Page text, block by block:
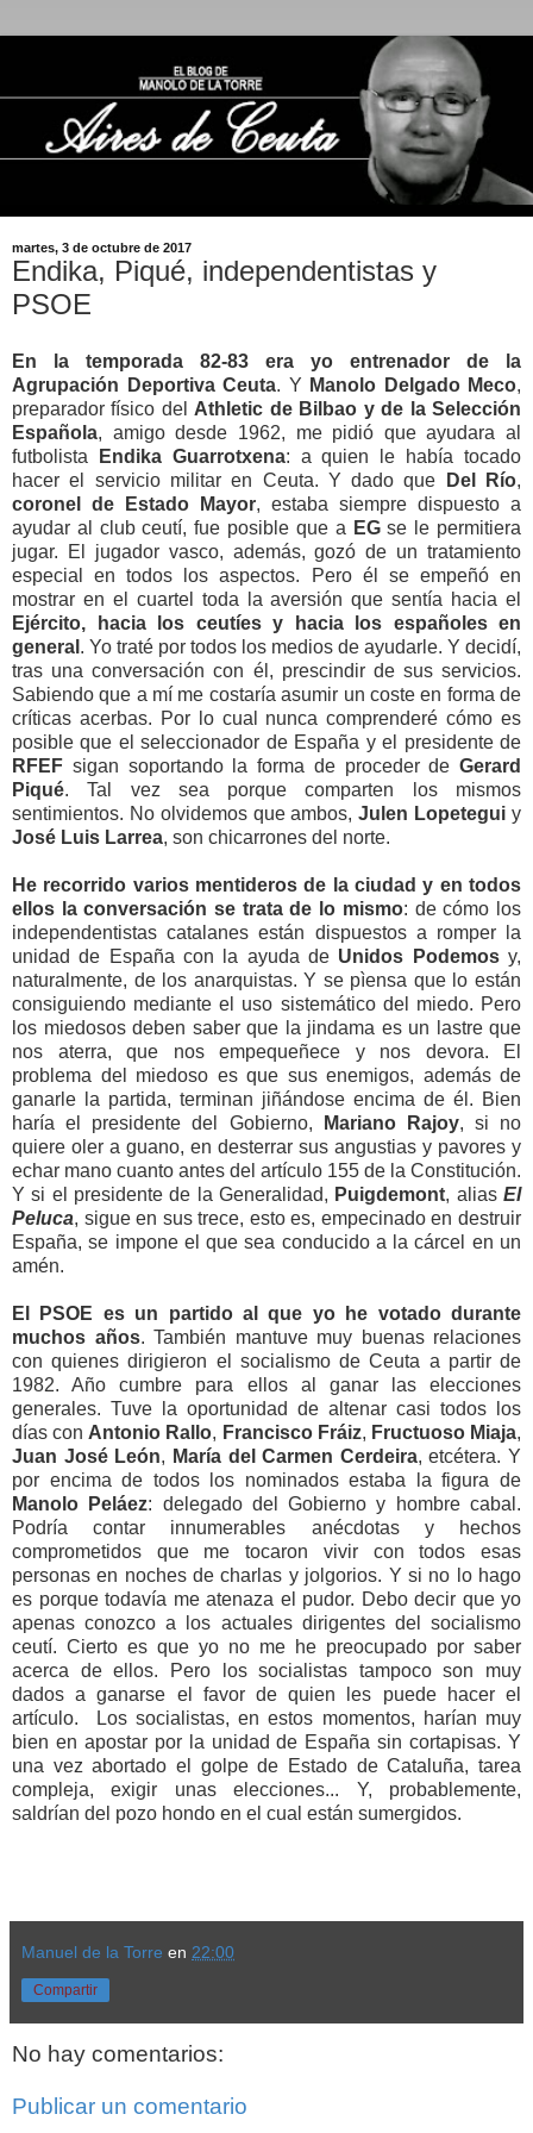
martes, 3 de octubre de 2017
Endika, Piqué, independentistas y
PSOE
En la temporada 82-83 era yo entrenador de la
Agrupación Deportiva Ceuta. Y Manolo Delgado Meco,
preparador físico del Athletic de Bilbao y de la Selección
Española, amigo desde 1962, me pidió que ayudara al
futbolista
Endika Guarrotxena: a quien le había tocado
hacer el servicio militar en Ceuta. Y dado que
Del Río,
coronel de Estado Mayor, estaba siempre dispuesto a
ayudar al club ceutí, fue posible que a EGse le permitiera
jugar. El jugador vasco, además, gozó de un tratamiento
especial en todos los aspectos. Pero él se empeñó en
mostrar en el cuartel toda la aversión que sentía hacia el
Ejército, hacia los ceutíes y hacia los españoles en
general . Yo traté por todos los medios de ayudarle. Y decidí,
tras una conversación con él, prescindir de sus servicios.
Sabiendo que a mí me costaría asumir un coste en forma de
críticas acerbas. Por lo cual nunca comprenderé cómo es
posible que el seleccionador de España y el presidente de
RFEF sigan soportando la forma de proceder de Gerard
Piqué. Tal vez sea porque comparten los mismos
sentimientos. No olvidemos que ambos,Julen Lopeteguiy
José Luis Larrea, son chicarrones del norte.
He recorrido varios mentideros de la ciudad y en todos
ellos la conversación se trata de lo mismo: de cómo los
independentistas catalanes están dispuestos a romper la
unidad de España con la ayuda de Unidos Podemosy,
naturalmente, de los anarquistas. Y se pìensa que lo están
consiguiendo mediante el uso sistemático del miedo. Pero
los miedosos deben saber que la jindama es un lastre que
nos aterra, que nos empequeñece y nos devora. El
problema del miedoso es que sus enemigos, además de
ganarle la partida, terminan jiñándose encima de él. Bien
haría el presidente del Gobierno,
Mariano Rajoy, si no
quiere oler a guano, en desterrar sus angustias y pavores y
echar mano cuanto antes del artículo 155 de la Constitución.
Y si el presidente de la Generalidad, Puigdemont, aliasEl
Peluca, sigue en sus trece, esto es, empecinado en destruir
España, se impone el que sea conducido a la cárcel en un
amén.
El PSOE es un partido al que yo he votado durante
muchos años. También mantuve muy buenas relaciones
con quienes dirigieron el socialismo de Ceuta a partir de
1982. Año cumbre para ellos al ganar las elecciones
generales. Tuve la oportunidad de altenar casi todos los
días con Antonio Rallo, Francisco Fráiz, Fructuoso Miaja,
Juan José León, María del Carmen Cerdeira, etcétera. Y
por encima de todos los nominados estaba la figura de
Manolo Peláez: delegado del Gobierno y hombre cabal.
Podría contar innumerables anécdotas y hechos
comprometidos que me tocaron vivir con todos esas
personas en noches de charlas y jolgorios. Y si no lo hago
es porque todavía me atenaza el pudor. Debo decir que yo
apenas conozco a los actuales dirigentes del socialismo
ceutí. Cierto es que yo no me he preocupado por saber
acerca de ellos. Pero los socialistas tampoco son muy
dados a ganarse el favor de quien les puede hacer el
artículo. Los socialistas, en estos momentos, harían muy
bien en apostar por la unidad de España sin cortapisas. Y
una vez abortado el golpe de Estado de Cataluña, tarea
compleja, exigir unas elecciones... Y, probablemente,
saldrían del pozo hondo en el cual están sumergidos.
Manuel de la Torre en 22:00
Compartir
No hay comentarios:
Publicar un comentario